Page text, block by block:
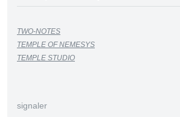
TWO-NOTES
TEMPLE OF NEMESYS
TEMPLE STUDIO
signaler